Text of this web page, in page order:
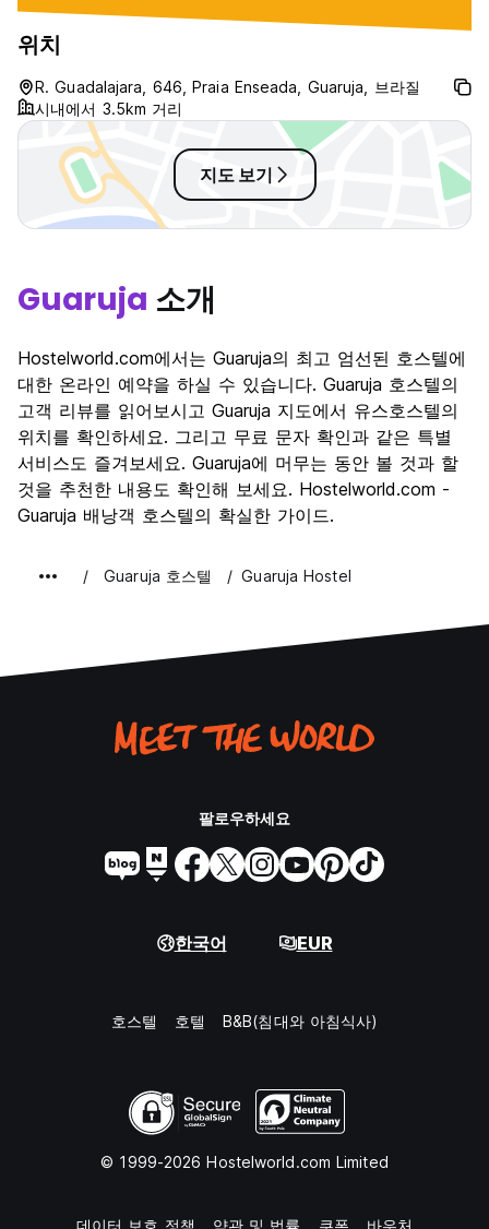
through its the space was nice to
have
위치
R. Guadalajara, 646, Praia Enseada, Guaruja, 브라질
시내에서 3.5km 거리
지도 보기
Guaruja 소개
Hostelworld.com에서는 Guaruja의 최고 엄선된 호스텔에
대한 온라인 예약을 하실 수 있습니다. Guaruja 호스텔의
고객 리뷰를 읽어보시고 Guaruja 지도에서 유스호스텔의
위치를 확인하세요. 그리고 무료 문자 확인과 같은 특별
서비스도 즐겨보세요. Guaruja에 머무는 동안 볼 것과 할
것을 추천한 내용도 확인해 보세요. Hostelworld.com -
Guaruja 배낭객 호스텔의 확실한 가이드.
Guaruja 호스텔 Guaruja Hostel
팔로우하세요
한국어 EUR
호스텔 호텔 B&B(침대와 아침식사)
© 1999-2026 Hostelworld.com Limited
데이터 보호 정책 약관 및 법률 쿠폰 바우처